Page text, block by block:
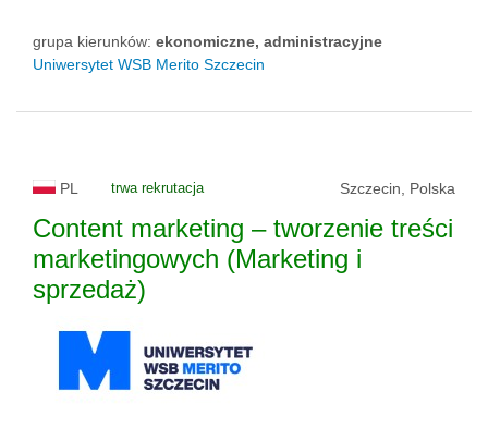
grupa kierunków: ekonomiczne, administracyjne
Uniwersytet WSB Merito Szczecin
PL trwa rekrutacja Szczecin, Polska
Content marketing – tworzenie treści
marketingowych (Marketing i
sprzedaż)